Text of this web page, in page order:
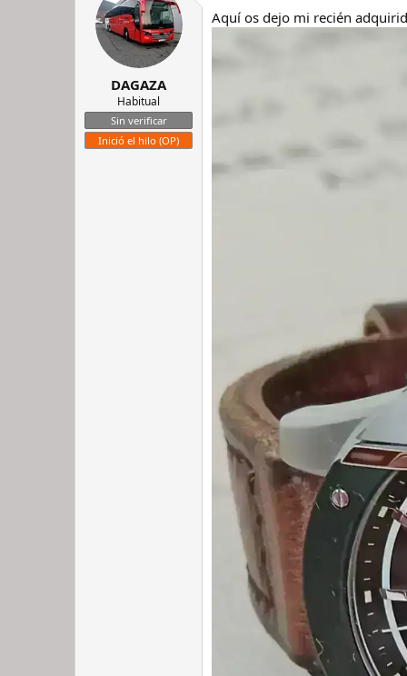
h
i
l
e
i
n
i
c
i
o
DAGAZA
Habitual
Sin verificar
Inició el hilo (OP)
Aquí os dejo mi recién